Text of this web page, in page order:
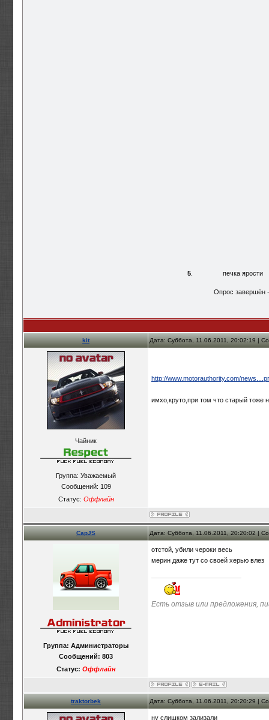
5 печка ярости
Опрос завершён
kit Дата: Суббота, 11.06.2011, 20:02:19 |
Чайник
Группа: Уважаемый
Сообщений: 109
Статус: Оффлайн
http://www.motorauthority.com/
имхо,круто,при том что старый тоже
CapJS Дата: Суббота, 11.06.2011, 20:20:02 |
Группа: Администраторы
Сообщений: 803
Статус: Оффлайн
отстой, убили чероки весь
мерин даже тут со своей херью влез
Есть отзыв или предложения,
traktorbek Дата: Суббота, 11.06.2011, 20:20:29 |
ну слишком зализали